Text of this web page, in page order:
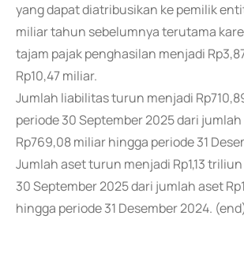
yang dapat diatribusikan ke pemilik
miliar tahun sebelumnya terutama
tajam pajak penghasilan menjadi
Rp10,47 miliar.
Jumlah liabilitas turun menjadi
periode 30 September 2025 dari
Rp769,08 miliar hingga periode 31
Jumlah aset turun menjadi Rp1,13
30 September 2025 dari jumlah aset
hingga periode 31 Desember 2024.